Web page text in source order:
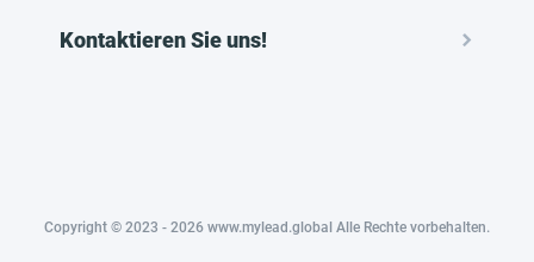
Kontaktieren Sie uns!
Copyright © 2023 - 2026 www.mylead.global Alle Rechte vorbehalten.